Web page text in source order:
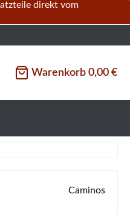
direkt vom
Warenkorb 0,00 €
Caminos